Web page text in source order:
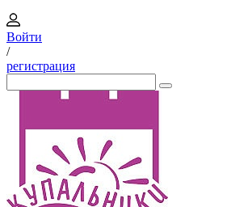
Войти
/
регистрация